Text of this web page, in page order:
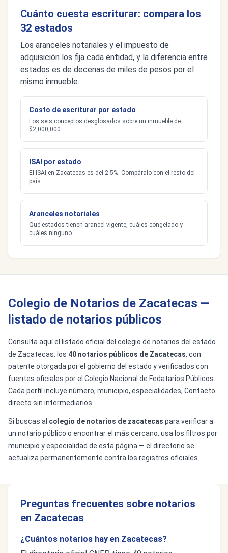
Cuánto cuesta escriturar: compara los
32 estados
Los aranceles notariales y el impuesto de
adquisición los fija cada entidad, y la diferencia entre
estados es de decenas de miles de pesos por el
mismo inmueble.
Costo de escriturar por estado
Los seis conceptos desglosados sobre un inmueble de
$2,000,000.
ISAI por estado
El ISAI en Zacatecas es del 2.5%. Compáralo con el resto del
país.
Aranceles notariales
Qué estados tienen arancel vigente, cuáles congelado y
cuáles ninguno.
Colegio de Notarios de Zacatecas —
listado de notarios públicos
Consulta aquí el listado oficial del colegio de notarios del estado
de Zacatecas: los 40 notarios públicos de Zacatecas, con
patente otorgada por el gobierno del estado y verificados con
fuentes oficiales por el Colegio Nacional de Fedatarios Públicos.
Cada perfil incluye número, municipio, especialidades, Contacto
directo sin intermediarios.
Si buscas al colegio de notarios de zacatecas para verificar a
un notario público o encontrar el más cercano, usa los filtros por
municipio y especialidad de esta página — el directorio se
actualiza permanentemente contra los registros oficiales.
Preguntas frecuentes sobre notarios
en Zacatecas
¿Cuántos notarios hay en Zacatecas?